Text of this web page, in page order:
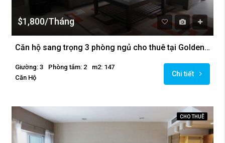
$1,800/Tháng
Căn hộ sang trọng 3 phòng ngủ cho thuê tại Golden West-Lake
Giường: 3 Phòng tắm: 2
m2: 147
Căn Hộ
Chi tiết
CHO THUÊ